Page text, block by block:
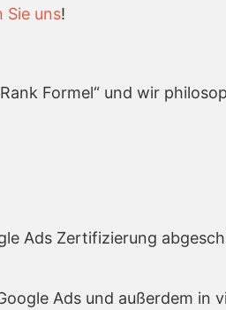
Sie uns!
Formel“ und wir
Ads Zertifizierung
Ads und außerdem